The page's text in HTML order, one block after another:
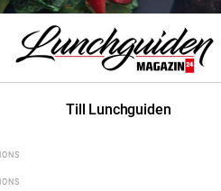
Till Lunchguiden